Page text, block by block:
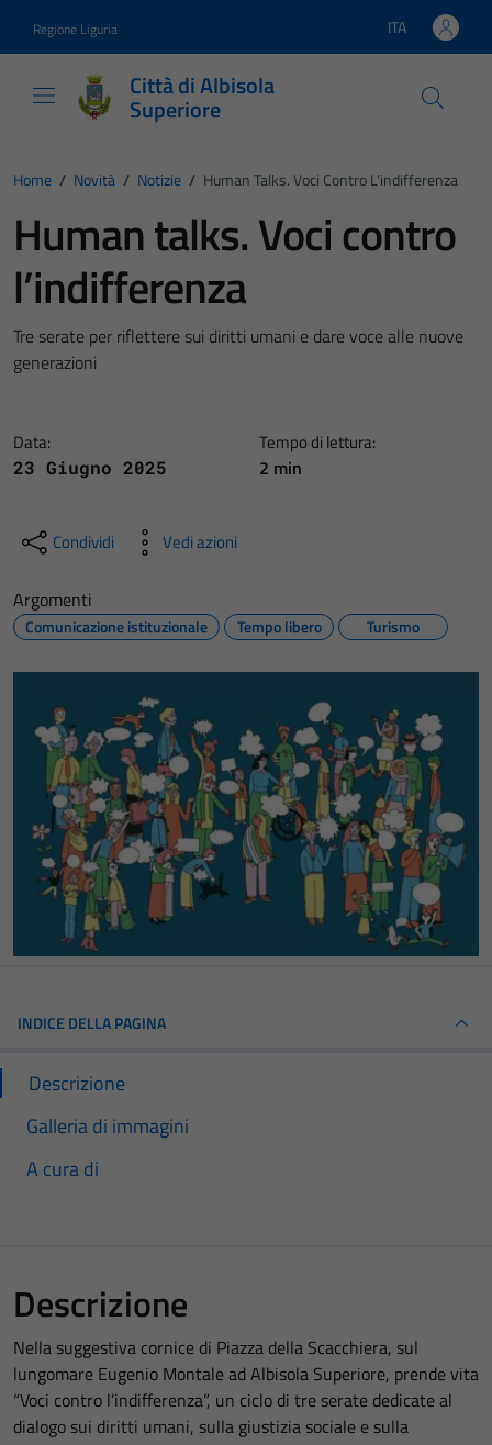
Regione Liguria Lingua attiva:
ITA
Città di Albisola
Superiore
Home / Novità / Notizie / Human Talks. Voci Contro L’indifferenza
Human talks. Voci contro
l’indifferenza
Tre serate per riflettere sui diritti umani e dare voce alle nuove
generazioni
Data:
23 Giugno 2025
Tempo di lettura:
2 min
Condividi Vedi azioni
Argomenti
Comunicazione istituzionale Tempo libero Turismo
INDICE DELLA PAGINA
Descrizione
Galleria di immagini
A cura di
Descrizione
Nella suggestiva cornice di Piazza della Scacchiera, sul
lungomare Eugenio Montale ad Albisola Superiore, prende vita
“Voci contro l’indifferenza”, un ciclo di tre serate dedicate al
dialogo sui diritti umani, sulla giustizia sociale e sulla